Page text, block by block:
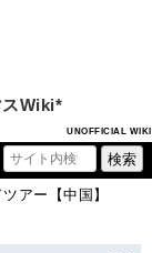
スWiki*
UNOFFICIAL WIKI
アー【中国】